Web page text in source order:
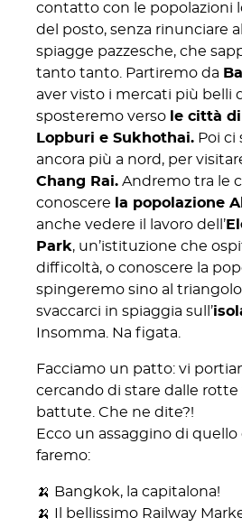
contatto con le popolazioni
del posto, senza rinunciare
spiagge pazzesche, che
tanto tanto. Partiremo da
aver visto i mercati più belli
sposteremo verso le città
Lopburi e Sukhothai. Poi
ancora più a nord, per
Chang Rai. Andremo tra le
conoscere
la popolazione
anche vedere il lavoro dell’
Park, un’istituzione che
difficoltà, o conoscere la
spingeremo sino al triangolo
svaccarci in spiaggia sull’
Insomma. Na figata.
Facciamo un patto: vi
cercando di stare dalle
battute. Che ne dite?!
Ecco un assaggino di
faremo:
🍌 Bangkok, la capitalona!
🍌 Il bellissimo Railway